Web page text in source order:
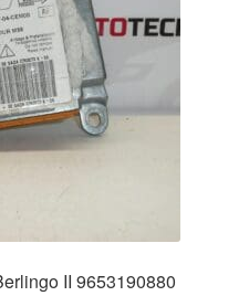
II 9653190880